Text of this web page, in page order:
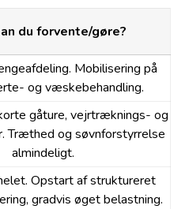
du forvente/gøre?
Mobilisering på
og væskebehandling.
gåture, vejrtræknings- og
Træthed og søvnforstyrrelse
almindeligt.
Opstart af struktureret
gradvis øget belastning.